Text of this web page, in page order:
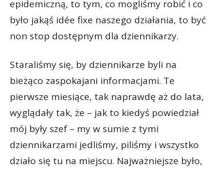
epidemiczną, to tym, co mogliśmy robić i co
było jakąś idée fixe naszego działania, to być
non stop dostępnym dla dziennikarzy.
Staraliśmy się, by dziennikarze byli na
bieżąco zaspokajani informacjami. Te
pierwsze miesiące, tak naprawdę aż do lata,
wyglądały tak, że – jak to kiedyś powiedział
mój były szef – my w sumie z tymi
dziennikarzami jedliśmy, piliśmy i wszystko
działo się tu na miejscu. Najważniejsze było,